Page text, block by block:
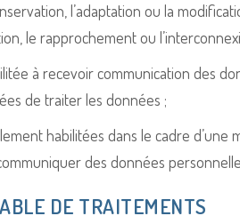
l’adaptation ou la
le rapprochement ou
à recevoir communication des
de traiter les données ;
habilitées dans le cadre d’une
des données
DE TRAITEMENTS